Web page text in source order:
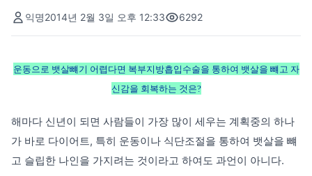
익명2014년 2월 3일 오후 12:33 6292
운동으로 뱃살뺴기 어렵다면 복부지방흡입수술을 통하여 뱃살을 뺴고 자
신감을 회복하는 것은?
해마다 신년이 되면 사람들이 가장 많이 세우는 계획중의 하나
가 바로 다이어트, 특히 운동이나 식단조절을 통하여 뱃살을 뺴
고 슬립한 나인을 가지려는 것이라고 하여도 과언이 아니다.